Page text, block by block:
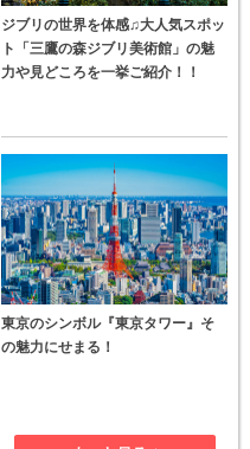
ジブリの世界を体感♫大人気スポッ
ト「三鷹の森ジブリ美術館」の魅
力や見どころを一挙ご紹介！！
東京のシンボル『東京タワー』そ
の魅力にせまる！